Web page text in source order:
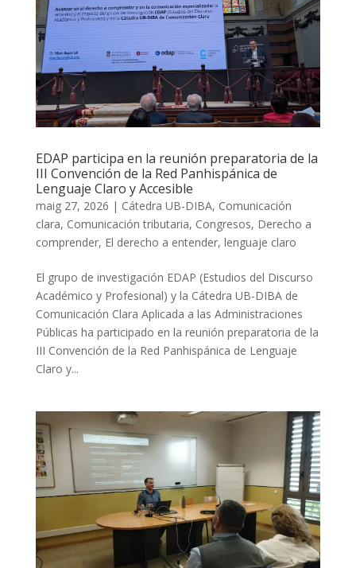
EDAP participa en la reunión preparatoria de la
III Convención de la Red Panhispánica de
Lenguaje Claro y Accesible
maig 27, 2026 | Cátedra UB-DIBA, Comunicación
clara, Comunicación tributaria, Congresos, Derecho a
comprender, El derecho a entender, lenguaje claro
El grupo de investigación EDAP (Estudios del Discurso
Académico y Profesional) y la Cátedra UB-DIBA de
Comunicación Clara Aplicada a las Administraciones
Públicas ha participado en la reunión preparatoria de la
III Convención de la Red Panhispánica de Lenguaje
Claro y...